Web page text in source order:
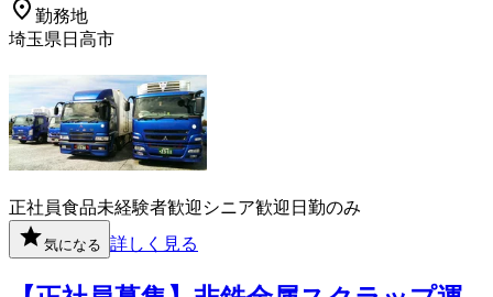
勤務地
埼玉県日高市
正社員食品未経験者歓迎 シニア歓迎 日勤のみ
気になる 詳しく見る